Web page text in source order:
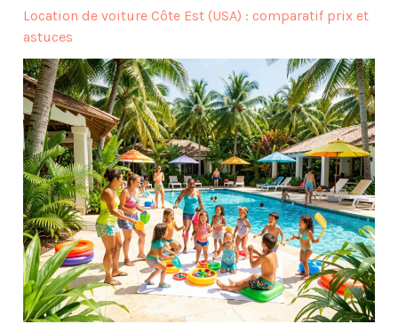
Location de voiture Côte Est (USA) : comparatif prix et
astuces